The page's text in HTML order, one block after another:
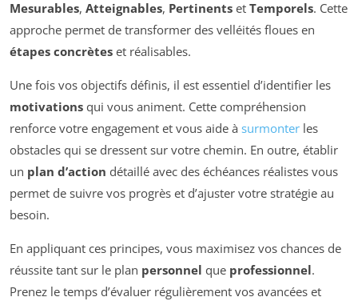
Mesurables, Atteignables, Pertinents et Temporels. Cette
approche permet de transformer des velléités floues en
étapes concrètes et réalisables.
Une fois vos objectifs définis, il est essentiel d’identifier les
motivations qui vous animent. Cette compréhension
renforce votre engagement et vous aide à surmonter les
obstacles qui se dressent sur votre chemin. En outre, établir
un plan d’action détaillé avec des échéances réalistes vous
permet de suivre vos progrès et d’ajuster votre stratégie au
besoin.
En appliquant ces principes, vous maximisez vos chances de
réussite tant sur le plan personnel que professionnel.
Prenez le temps d’évaluer régulièrement vos avancées et